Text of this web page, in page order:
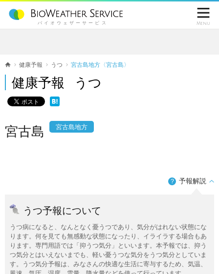
バイオウェザーサービス

Menu
健康予報 うつ 宮古島地方〈宮古島〉
健康予報 うつ
宮古島 宮古島地方
？ 予報解説
うつ予報について
うつ病になると、なんとなく憂うつであり、気分がはれない状態にな
ります。何を見ても無感動な状態になったり、イライラする場合もあ
ります。専門用語では「抑うつ気分」といいます。本予報では、抑う
つ気分とはいえないまでも、軽い憂うつな気分をうつ気分としていま
す。うつ気分予報は、みなさんの快適な生活に寄与するため、気温、